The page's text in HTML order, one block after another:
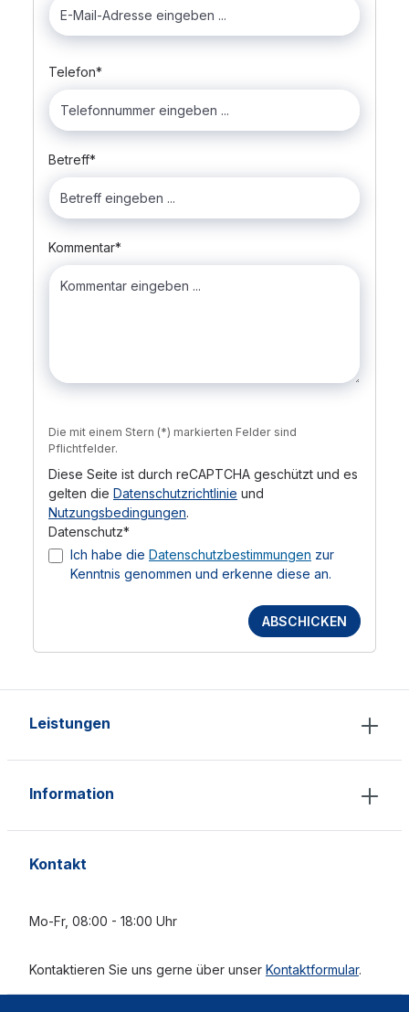
Telefon*
Betreff*
Kommentar*
Die mit einem Stern (*) markierten Felder sind
Pflichtfelder.
Diese Seite ist durch reCAPTCHA geschützt und es
gelten die Datenschutzrichtlinie und
Nutzungsbedingungen.
Datenschutz*
Ich habe die Datenschutzbestimmungen zur
Kenntnis genommen und erkenne diese an.
ABSCHICKEN
Kontakt
Mo-Fr, 08:00 - 18:00 Uhr
Kontaktieren Sie uns gerne über unser Kontaktformular.
Leistungen
Information